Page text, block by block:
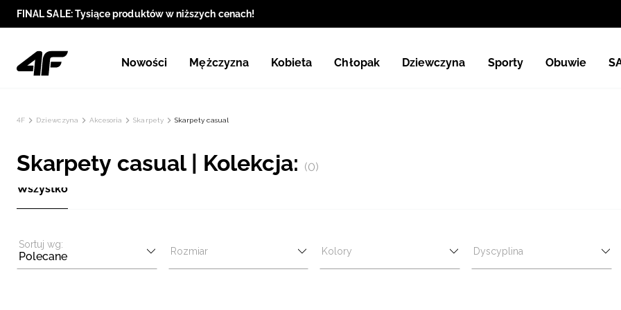
FINAL SALE: Tysiące produktów w niższych cenach!
Nowości Mężczyzna Kobieta Chłopak Dziewczyna Sporty Obuwie
4F Dziewczyna Akcesoria Skarpety Skarpety casual
Skarpety casual | Kolekcja: (0)
Wszystko
Sortuj wg:
Polecane Rozmiar Kolory Dyscyplina